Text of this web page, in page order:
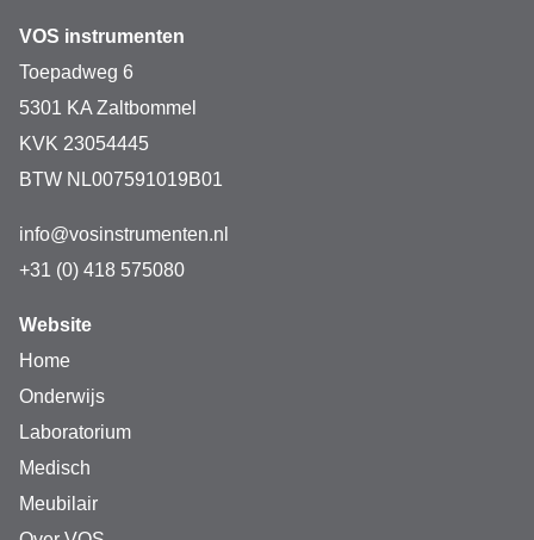
VOS instrumenten
Toepadweg 6
5301 KA Zaltbommel
KVK 23054445
BTW NL007591019B01
info@vosinstrumenten.nl
+31 (0) 418 575080
Website
Home
Onderwijs
Laboratorium
Medisch
Meubilair